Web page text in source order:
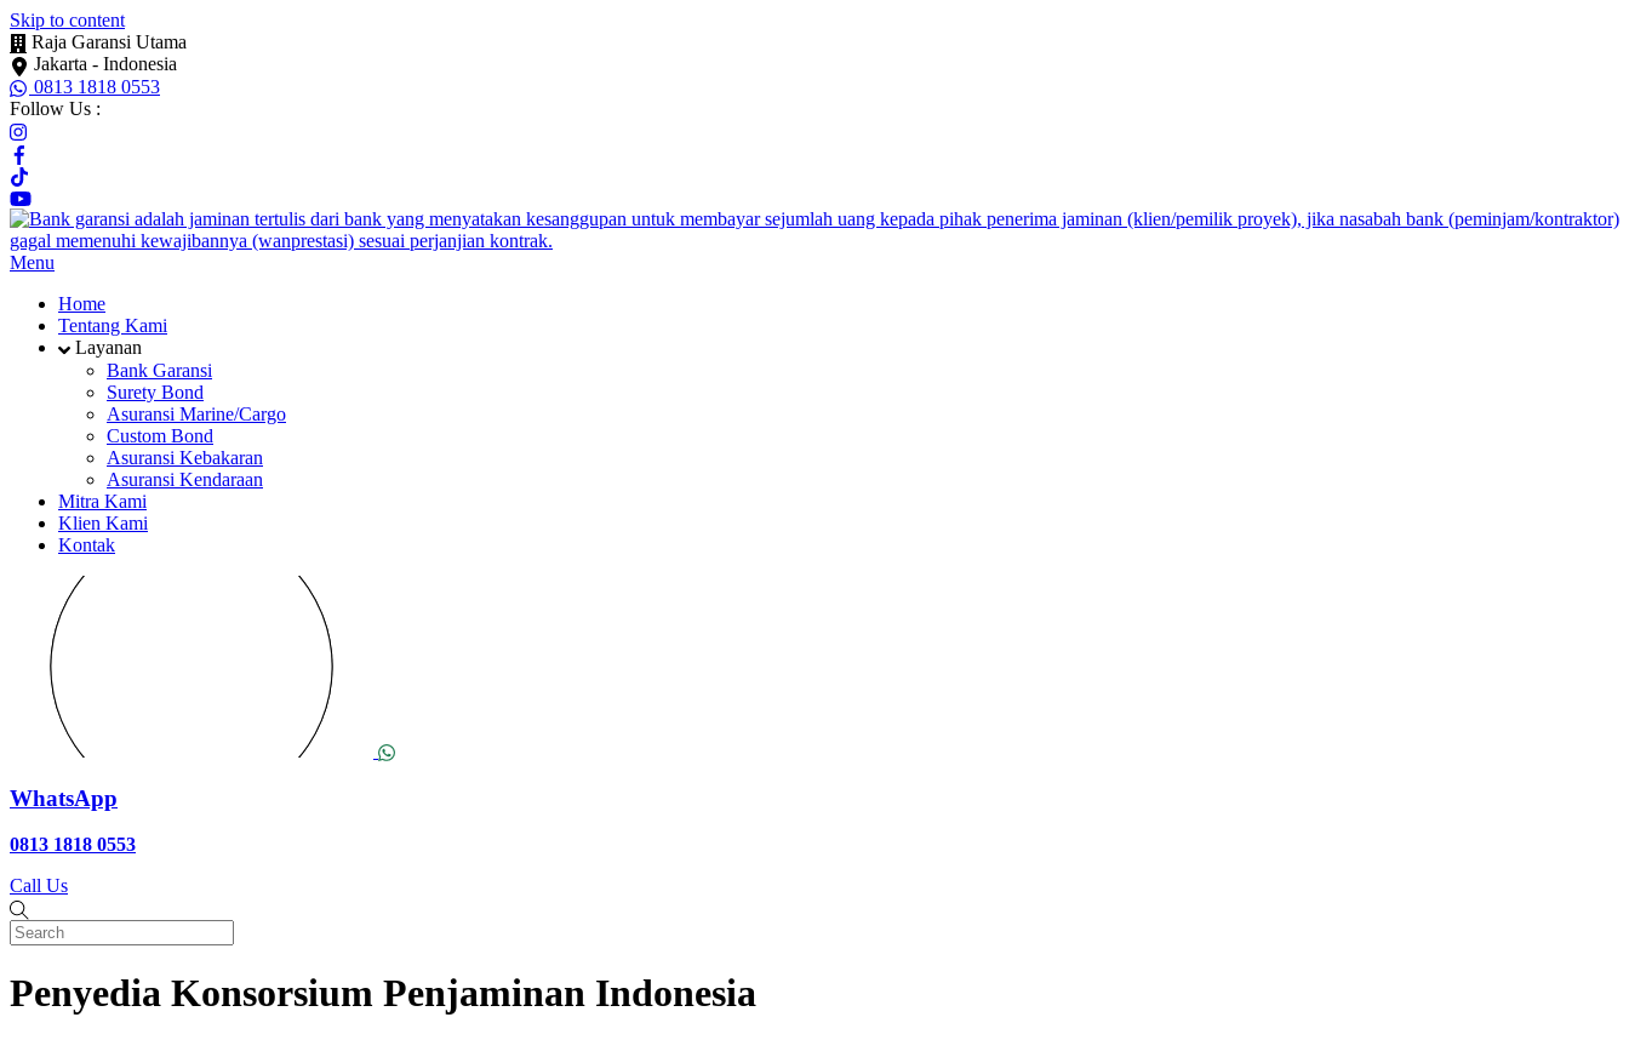
Skip to content
Raja Garansi Utama
Jakarta - Indonesia
0813 1818 0553
Follow Us :
Menu
Home
Tentang Kami
Layanan
Bank Garansi
Surety Bond
Asuransi Marine/Cargo
Custom Bond
Asuransi Kebakaran
Asuransi Kendaraan
Mitra Kami
Klien Kami
Kontak
WhatsApp
0813 1818 0553
Call Us
Penyedia Konsorsium Penjaminan Indonesia